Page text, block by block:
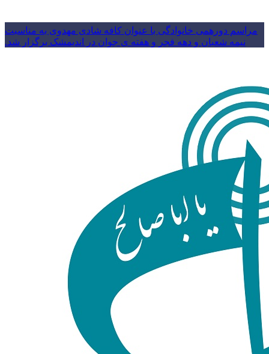
مراسم دورهمی خانوادگی با عنوان کافه شادی مهدوی به مناسبت
نیمه شعبان و دهه فجر و هفته ی جوان در اندیمشک برگزار شد.